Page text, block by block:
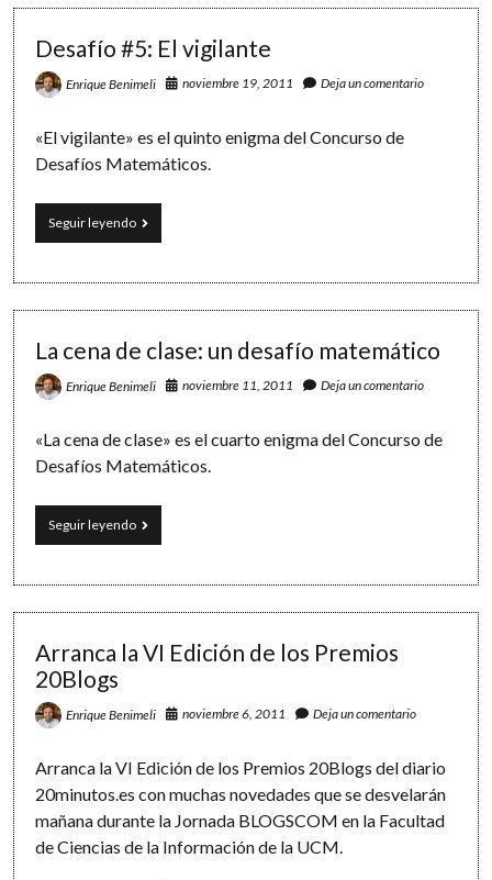
Software
That
Desafío #5: El vigilante
Enrique Benimeli noviembre 19, 2011 Deja un comentario
«El vigilante» es el quinto enigma del Concurso de
Desafíos Matemáticos.
Seguir leyendoDesafío
#5:
vigilante
La cena de clase: un desafío matemático
Enrique Benimeli noviembre 11, 2011 Deja un comentario
«La cena de clase» es el cuarto enigma del Concurso de
Desafíos Matemáticos.
Seguir leyendoLa
cena
clase:
matemático
Arranca la VI Edición de los Premios
20Blogs
Enrique Benimeli noviembre 6, 2011 Deja un comentario
Arranca la VI Edición de los Premios 20Blogs del diario
20minutos.es con muchas novedades que se desvelarán
mañana durante la Jornada BLOGSCOM en la Facultad
de Ciencias de la Información de la UCM.